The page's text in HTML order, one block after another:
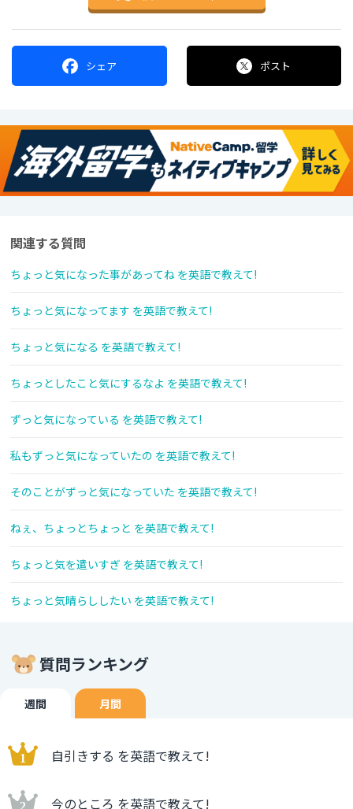
シェア ポスト
関連する質問
ちょっと気になった事があってね を英語で教えて!
ちょっと気になってます を英語で教えて!
ちょっと気になる を英語で教えて!
ちょっとしたこと気にするなよ を英語で教えて!
ずっと気になっている を英語で教えて!
私もずっと気になっていたの を英語で教えて!
そのことがずっと気になっていた を英語で教えて!
ねぇ、ちょっとちょっと を英語で教えて!
ちょっと気を遣いすぎ を英語で教えて!
ちょっと気晴らししたい を英語で教えて!
質問ランキング
週間 月間
自引きする を英語で教えて!
今のところ を英語で教えて!